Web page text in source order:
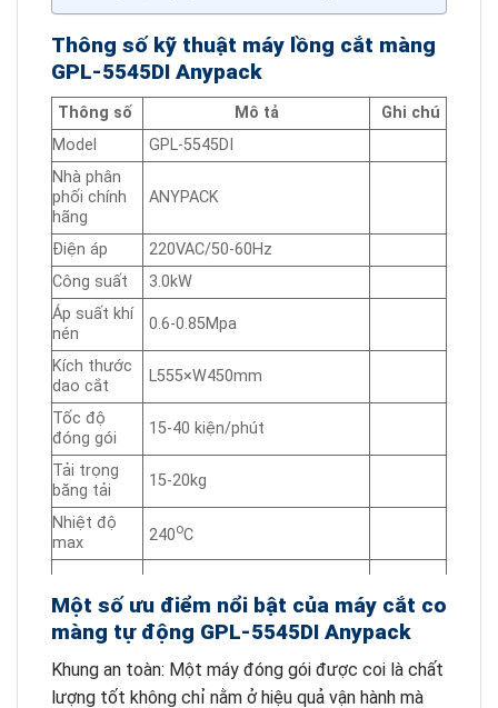
Thông số kỹ thuật máy lồng cắt màng
GPL-5545DI Anypack
Thông số Mô tả
Ghi chú
Model
GPL-5545DI
Nhà phân
phối chính
hãng
ANYPACK
Điện áp
220VAC/50-60Hz
Công suất
3.0kW
Áp suất khí
nén
0.6-0.85Mpa
Kích thước
dao cắt
L555×W450mm
Tốc độ
đóng gói
15-40 kiện/phút
Tải trọng
băng tải
15-20kg
Nhiệt độ
max
240oC
Kích thước
đóng gói
H<180mm, L≥100mm
Kích thước
máy
L1785×W1420×H1340mm
Một số ưu điểm nổi bật của máy cắt co
màng tự động GPL-5545DI Anypack
Khung an toàn: Một máy đóng gói được coi là chất
lượng tốt không chỉ nằm ở hiệu quả vận hành mà